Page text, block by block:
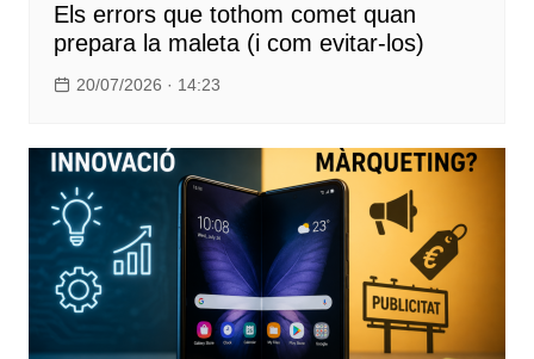
Els errors que tothom comet quan
prepara la maleta (i com evitar-los)
20/07/2026 · 14:23